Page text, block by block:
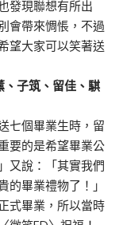
發現聯想有所出
會帶來惆悵，不過
望大家可以笑著送
子筑、留佳、騏
七個畢業生時，留
要的是希望畢業公
又說：「其實我們
的畢業禮物了！」
式畢業，所以當時